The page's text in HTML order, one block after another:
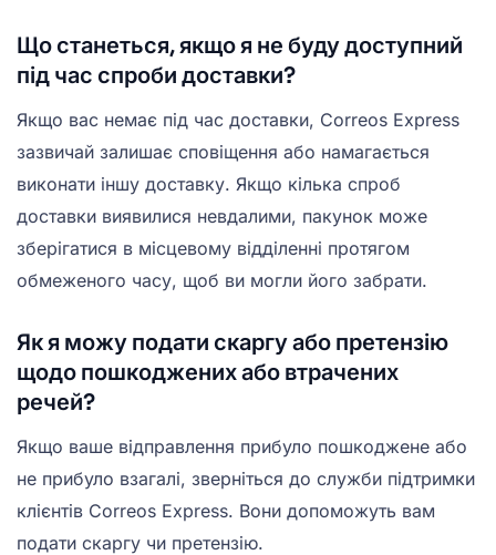
Що станеться, якщо я не буду доступний
під час спроби доставки?
Якщо вас немає під час доставки, Correos Express
зазвичай залишає сповіщення або намагається
виконати іншу доставку. Якщо кілька спроб
доставки виявилися невдалими, пакунок може
зберігатися в місцевому відділенні протягом
обмеженого часу, щоб ви могли його забрати.
Як я можу подати скаргу або претензію
щодо пошкоджених або втрачених
речей?
Якщо ваше відправлення прибуло пошкоджене або
не прибуло взагалі, зверніться до служби підтримки
клієнтів Correos Express. Вони допоможуть вам
подати скаргу чи претензію.